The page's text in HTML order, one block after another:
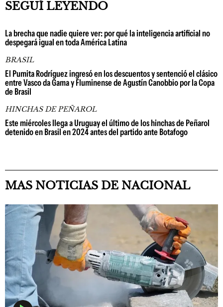
SEGUÍ LEYENDO
La brecha que nadie quiere ver: por qué la inteligencia artificial no
despegará igual en toda América Latina
BRASIL
El Pumita Rodríguez ingresó en los descuentos y sentenció el clásico
entre Vasco da Gama y Fluminense de Agustín Canobbio por la Copa
de Brasil
HINCHAS DE PEÑAROL
Este miércoles llega a Uruguay el último de los hinchas de Peñarol
detenido en Brasil en 2024 antes del partido ante Botafogo
MAS NOTICIAS DE NACIONAL